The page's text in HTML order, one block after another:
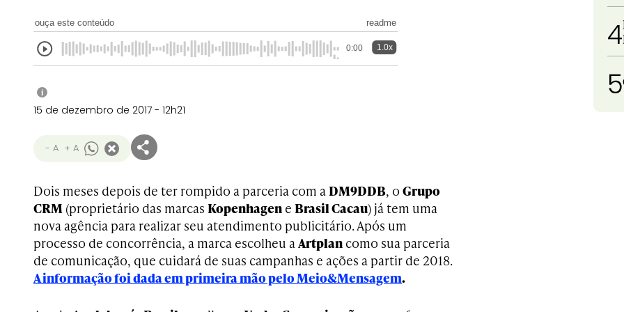
ouça este conteúdo readme
0:00 1.0x
i
15 de dezembro de 2017 - 12h21
- A + A
Dois meses depois de ter rompido a parceria com aDM9DDB, o Grupo
CRM (proprietário das marcas Kopenhagen e Brasil Cacau) já tem uma
nova agência para realizar seu atendimento publicitário. Após um
processo de concorrência, a marca escolheu aArtplan como sua parceria
de comunicação, que cuidará de suas campanhas e ações a partir de 2018.
A informação foi dada em primeira mão pelo Meio&Mensagem.
4
5